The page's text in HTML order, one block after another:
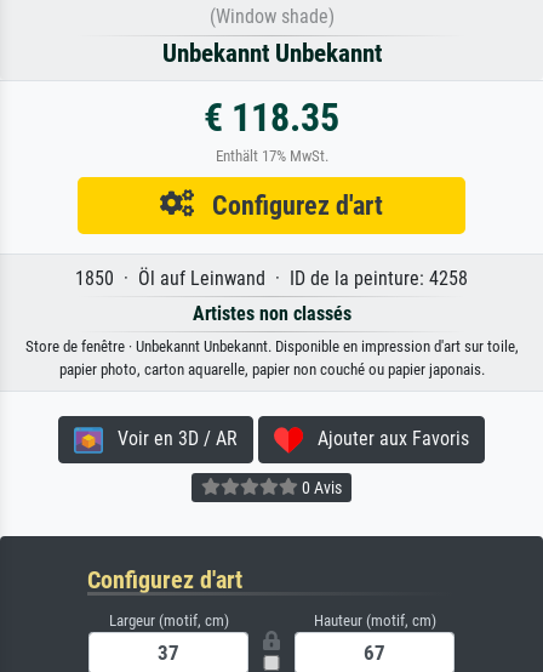
(Window shade)
Unbekannt Unbekannt
€ 118.35
Enthält 17% MwSt.
Configurez d'art
1850 · Öl auf Leinwand · ID de la peinture: 4258
Artistes non classés
Store de fenêtre · Unbekannt Unbekannt. Disponible en impression d'art sur toile,
papier photo, carton aquarelle, papier non couché ou papier japonais.
Voir en 3D / AR Ajouter aux Favoris
0 Avis
Configurez d'art
Largeur (motif, cm) Hauteur (motif, cm)